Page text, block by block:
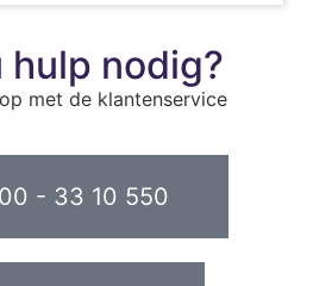
hulp nodig?
met de klantenservice
- 33 10 550